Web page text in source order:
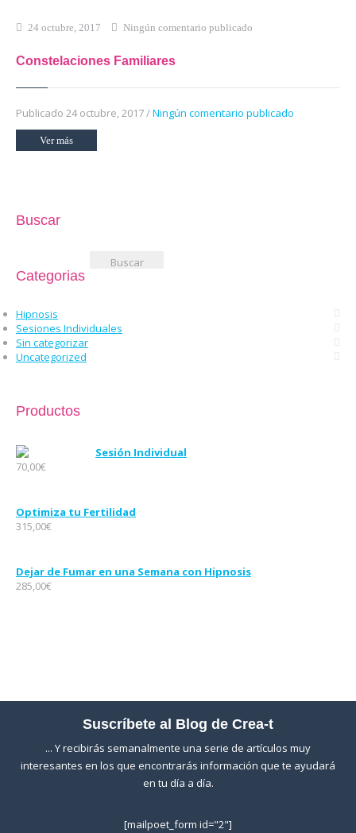
24 octubre, 2017 Ningún comentario publicado
Constelaciones Familiares
Publicado 24 octubre, 2017 /Ningún comentario publicado
Ver más
Buscar
Categorias
Hipnosis
Sesiones Individuales
Sin categorizar
Uncategorized
Productos
Sesión Individual
70,00€
Optimiza tu Fertilidad
315,00€
Dejar de Fumar en una Semana con Hipnosis
285,00€
Suscríbete al Blog de Crea-t
... Y recibirás semanalmente una serie de artículos muy
interesantes en los que encontrarás información que te ayudará
en tu día a día.
[mailpoet_form id="2"]